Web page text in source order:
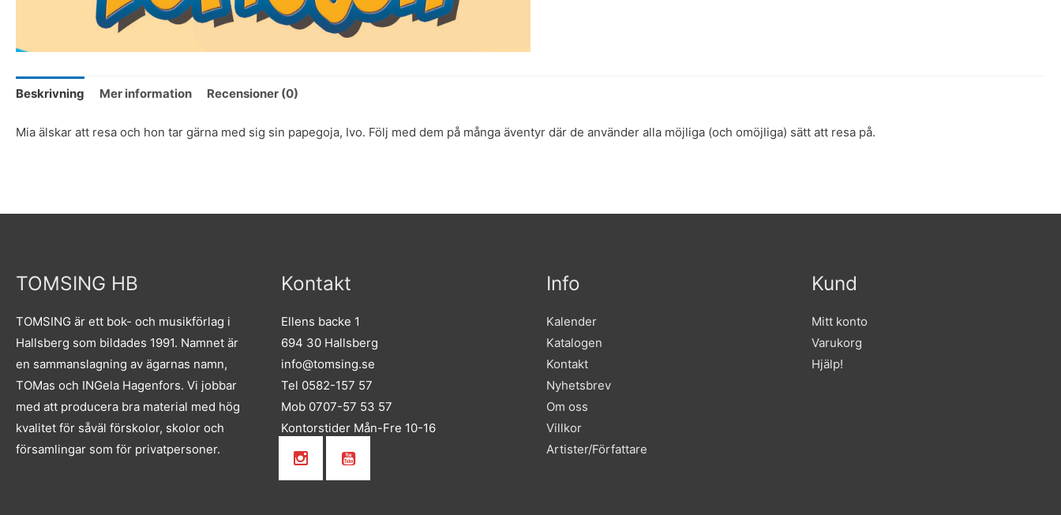
Beskrivning Mer information Recensioner (0)
Mia älskar att resa och hon tar gärna med sig sin papegoja, Ivo. Följ med dem på många äventyr där de använder alla möjliga (och omöjliga) sätt att resa på.
TOMSING HB
TOMSING är ett bok- och musikförlag i
Hallsberg som bildades 1991. Namnet är
en sammanslagning av ägarnas namn,
TOMas och INGela Hagenfors. Vi jobbar
med att producera bra material med hög
kvalitet för såväl förskolor, skolor och
församlingar som för privatpersoner.
Kontakt
Ellens backe 1
694 30 Hallsberg
info@tomsing.se
Tel 0582-157 57
Mob 0707-57 53 57
Kontorstider Mån-Fre 10-16
Info
Kalender
Katalogen
Kontakt
Nyhetsbrev
Om oss
Villkor
Artister/Författare
Kund
Mitt konto
Varukorg
Hjälp!